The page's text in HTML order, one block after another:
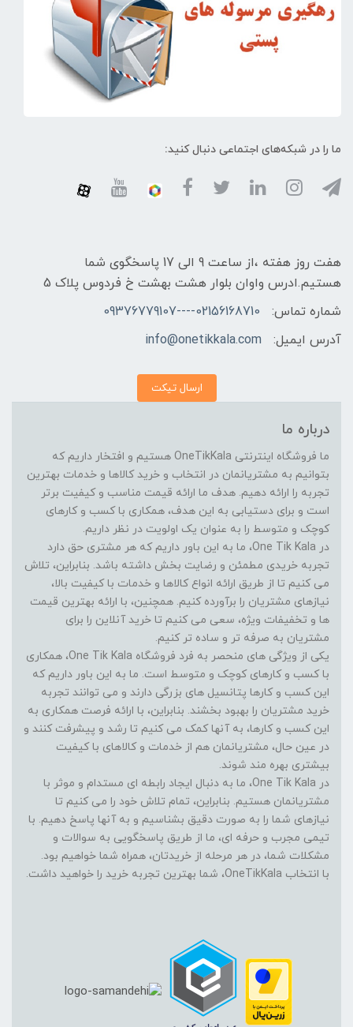
ما را در شبکه‌های اجتماعی دنبال کنید:
هفت روز هفته ،از ساعت 9 الی 17 پاسخگوی شما
هستیم.ادرس واوان بلوار هشت بهشت خ فردوس پلاک 5
شماره تماس:
02156168710----09376779107
آدرس ایمیل:
info@onetikkala.com
ارسال تیکت
درباره ما
ما فروشگاه اینترنتی OneTikKala هستیم و افتخار داریم که
بتوانیم به مشتریانمان در انتخاب و خرید کالاها و خدمات بهترین
تجربه را ارائه دهیم. هدف ما ارائه قیمت مناسب و کیفیت برتر
است و برای دستیابی به این هدف، همکاری با کسب و کارهای
کوچک و متوسط را به عنوان یک اولویت در نظر داریم.
در One Tik Kala، ما به این باور داریم که هر مشتری حق دارد
تجربه خریدی مطمئن و رضایت بخش داشته باشد. بنابراین، تلاش
می کنیم تا از طریق ارائه انواع کالاها و خدمات با کیفیت بالا،
نیازهای مشتریان را برآورده کنیم. همچنین، با ارائه بهترین قیمت
ها و تخفیفات ویژه، سعی می کنیم تا خرید آنلاین را برای
مشتریان به صرفه تر و ساده تر کنیم.
یکی از ویژگی های منحصر به فرد فروشگاه One Tik Kala، همکاری
با کسب و کارهای کوچک و متوسط است. ما به این باور داریم که
این کسب و کارها پتانسیل های بزرگی دارند و می توانند تجربه
خرید مشتریان را بهبود بخشند. بنابراین، با ارائه فرصت همکاری به
این کسب و کارها، به آنها کمک می کنیم تا رشد و پیشرفت کنند و
در عین حال، مشتریانمان هم از خدمات و کالاهای با کیفیت
بیشتری بهره مند شوند.
در One Tik Kala، ما به دنبال ایجاد رابطه ای مستدام و موثر با
مشتریانمان هستیم. بنابراین، تمام تلاش خود را می کنیم تا
نیازهای شما را به صورت دقیق بشناسیم و به آنها پاسخ دهیم. با
تیمی مجرب و حرفه ای، ما از طریق پاسخگویی به سوالات و
مشکلات شما، در هر مرحله از خریدتان، همراه شما خواهیم بود.
با انتخاب OneTikKala، شما بهترین تجربه خرید را خواهید داشت.